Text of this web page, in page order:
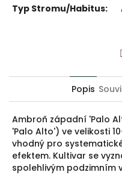
Typ Stromu/Habitus:
Popis
Ambroň západní 'Palo
'Palo Alto') ve velikosti
vhodný pro
efektem. Kultivar se
spolehlivým podzimním